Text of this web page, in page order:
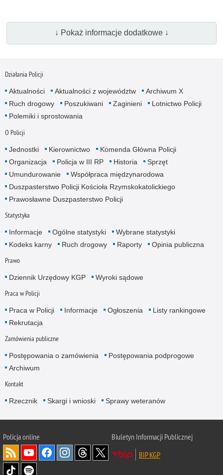
↓ Pokaż informacje dodatkowe ↓
Działania Policji
Aktualności Aktualności z województw
Archiwum X
Ruch drogowy
Poszukiwani Zaginieni
Lotnictwo Policji
Polemiki i sprostowania
O Policji
Jednostki Kierownictwo
Komenda Główna Policji
Organizacja
Policja w III RP Historia
Sprzęt
Umundurowanie
Współpraca międzynarodowa
Duszpasterstwo Policji Kościoła Rzymskokatolickiego
Prawosławne Duszpasterstwo Policji
Statystyka
Informacje Ogólne statystyki
Wybrane statystyki
Kodeks karny
Ruch drogowy Raporty Opinia publiczna
Prawo
Dziennik Urzędowy KGP Wyroki sądowe
Praca w Policji
Praca w Policji Informacje Ogłoszenia
Listy rankingowe
Rekrutacja
Zamówienia publiczne
Postępowania o zamówienia
Postępowania podprogowe
Archiwum
Kontakt
Rzecznik Skargi i wnioski Sprawy weteranów
Policjaonline
Biuletyn Informacji Publicznej
BIP KGP